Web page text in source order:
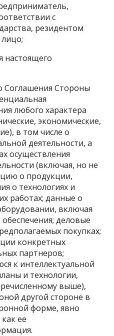
с
резидентом
лицо;
настоящего
Соглашения Стороны
любого характера
экономические,
в том числе о
деятельности, а
осуществления
(включая, но не
о продукции,
о технологиях и
работах; данные о
включая
деловые
покупках;
конкретных
партнеров;
к интеллектуальной
и технологии,
выше),
другой стороне в
форме, явно
ее